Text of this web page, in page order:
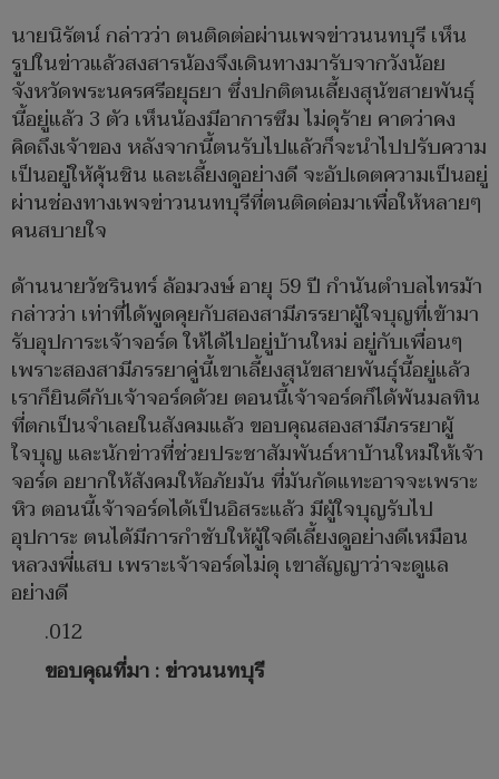
นายนิรัตน์ กล่าวว่า ตนติดต่อผ่านเพจข่าวนนทบุรี เห็น
รูปในข่าวแล้วสงสารน้องจึงเดินทางมารับจากวังน้อย
จังหวัดพระนครศรีอยุธยา ซึ่งปกติตนเลี้ยงสุนัขสายพันธุ์
นี้อยู่แล้ว 3 ตัว เห็นน้องมีอาการซึม ไม่ดุร้าย คาดว่าคง
คิดถึงเจ้าของ หลังจากนี้ตนรับไปแล้วก็จะนำไปปรับความ
เป็นอยู่ให้คุ้นชิน และเลี้ยงดูอย่างดี จะอัปเดตความเป็นอยู่
ผ่านช่องทางเพจข่าวนนทบุรีที่ตนติดต่อมาเพื่อให้หลายๆ
คนสบายใจ
ด้านนายวัชรินทร์ ล้อมวงษ์ อายุ 59 ปี กำนันตำบลไทรม้า
กล่าวว่า เท่าที่ได้พูดคุยกับสองสามีภรรยาผู้ใจบุญที่เข้ามา
รับอุปการะเจ้าจอร์ด ให้ได้ไปอยู่บ้านใหม่ อยู่กับเพื่อนๆ
เพราะสองสามีภรรยาคู่นี้เขาเลี้ยงสุนัขสายพันธุ์นี้อยู่แล้ว
เราก็ยินดีกับเจ้าจอร์ดด้วย ตอนนี้เจ้าจอร์ดก็ได้พ้นมลทิน
ที่ตกเป็นจำเลยในสังคมแล้ว ขอบคุณสองสามีภรรยาผู้
ใจบุญ และนักข่าวที่ช่วยประชาสัมพันธ์หาบ้านใหม่ให้เจ้า
จอร์ด อยากให้สังคมให้อภัยมัน ที่มันกัดแทะอาจจะเพราะ
หิว ตอนนี้เจ้าจอร์ดได้เป็นอิสระแล้ว มีผู้ใจบุญรับไป
อุปการะ ตนได้มีการกำชับให้ผู้ใจดีเลี้ยงดูอย่างดีเหมือน
หลวงพี่แสบ เพราะเจ้าจอร์ดไม่ดุ เขาสัญญาว่าจะดูแล
อย่างดี
.012
ขอบคุณที่มา :ข่าวนนทบุรี